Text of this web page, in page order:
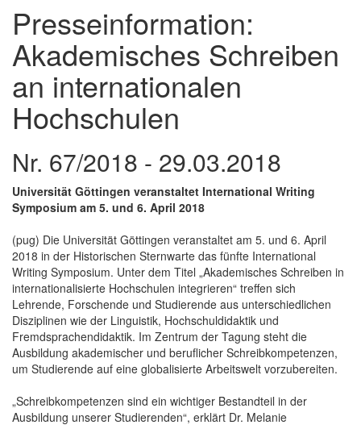
Presseinformation:
Akademisches Schreiben
an internationalen
Hochschulen
Nr. 67/2018 - 29.03.2018
Universität Göttingen veranstaltet International Writing
Symposium am 5. und 6. April 2018
(pug) Die Universität Göttingen veranstaltet am 5. und 6. April
2018 in der Historischen Sternwarte das fünfte International
Writing Symposium. Unter dem Titel „Akademisches Schreiben in
internationalisierte Hochschulen integrieren“ treffen sich
Lehrende, Forschende und Studierende aus unterschiedlichen
Disziplinen wie der Linguistik, Hochschuldidaktik und
Fremdsprachendidaktik. Im Zentrum der Tagung steht die
Ausbildung akademischer und beruflicher Schreibkompetenzen,
um Studierende auf eine globalisierte Arbeitswelt vorzubereiten.
„Schreibkompetenzen sind ein wichtiger Bestandteil in der
Ausbildung unserer Studierenden“, erklärt Dr. Melanie